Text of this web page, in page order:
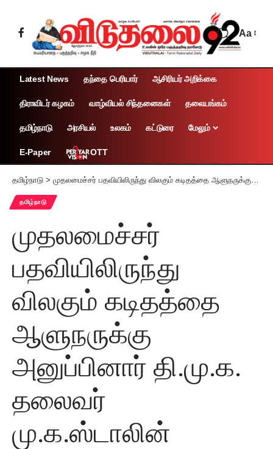
Aa
Latest News தந்தை பெரியார் ஆசிரியர் அறிக்கை
திராவிடர் கழகம் வாழ்வியல் சிந்தனைகள் தலையங்கம்
தமிழ்நாடு அரசியல் உலகம் கட்டுரை மேலும்
E-Paper OTT
தமிழ்நாடு > முதலமைச்சர் பதவியிலிருந்து விலகும் கடிதத்தை ஆளுநருக்கு அனுப்பினார் தி.மு.க. தலைவர் மு.க.ஸ்டாலின்
தமிழ்நாடு
முதலமைச்சர்
பதவியிலிருந்து
விலகும் கடிதத்தை
ஆளுநருக்கு
அனுப்பினார் தி.மு.க.
தலைவர்
மு.க.ஸ்டாலின்